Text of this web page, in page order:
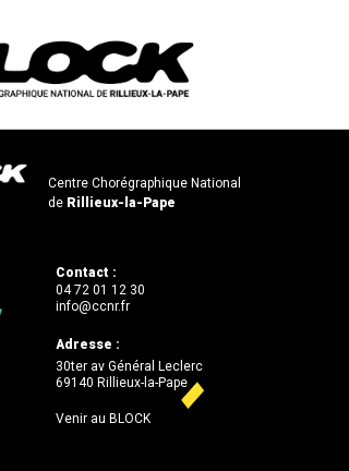
Centre Chorégraphique National
de Rillieux-la-Pape
Contact :
04 72 01 12 30
info@ccnr.fr
Adresse :
30ter av Général Leclerc
69140 Rillieux-la-Pape
Venir au BLOCK